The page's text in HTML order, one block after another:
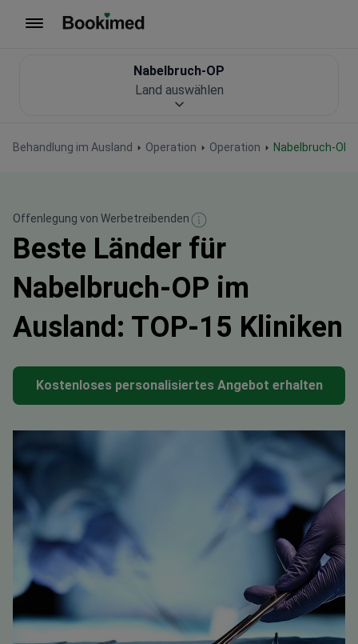
Behandlung im Ausland Operation Operation Nabelbruch-OP
Nabelbruch-OP
Land auswählen
Offenlegung von Werbetreibenden
Beste Länder für
Nabelbruch-OP im
Ausland: TOP-15 Kliniken
Kostenloses personalisiertes Angebot erhalten